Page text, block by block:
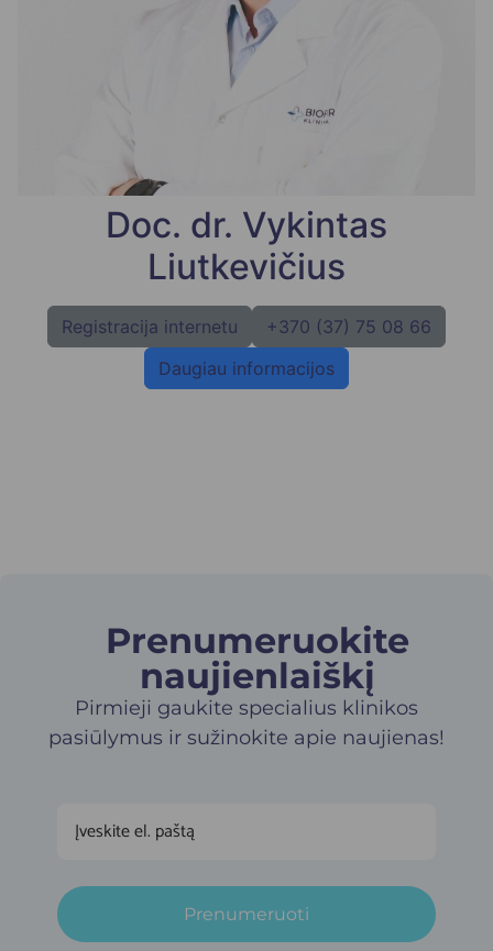
Doc. dr. Vykintas
Liutkevičius
Registracija internetu
+370 (37) 75 08 66
Daugiau informacijos
Prenumeruokite
naujienlaiškį​
Pirmieji gaukite specialius klinikos
pasiūlymus ir sužinokite apie naujienas!
Prenumeruoti